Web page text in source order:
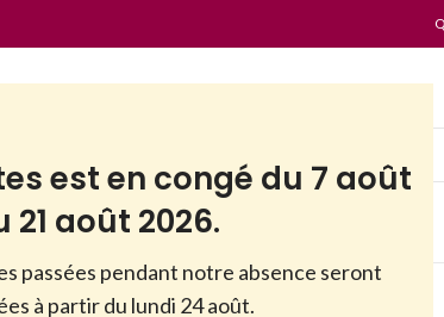
est en congé du 7 août
21 août 2026.
passées pendant notre absence seront
à partir du lundi 24 août.
PAR MARQUESANTI-GASPI